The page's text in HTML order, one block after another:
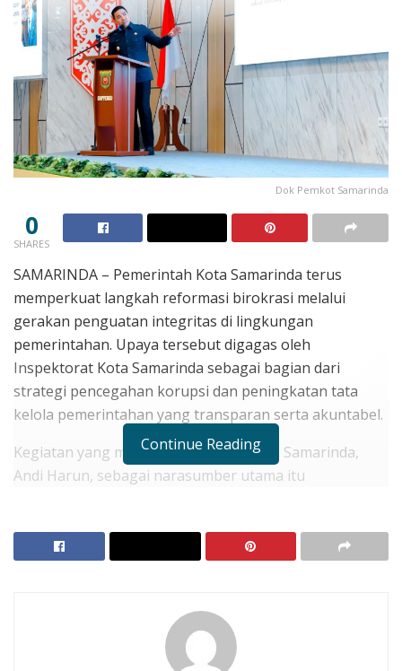
Dok Pemkot Samarinda
0
SHARES
SAMARINDA – Pemerintah Kota Samarinda terus
memperkuat langkah reformasi birokrasi melalui
gerakan penguatan integritas di lingkungan
pemerintahan. Upaya tersebut digagas oleh
Inspektorat Kota Samarinda sebagai bagian dari
strategi pencegahan korupsi dan peningkatan tata
kelola pemerintahan yang transparan serta akuntabel.
Kegiatan yang menghadirkan Wali Kota Samarinda,
Andi Harun, sebagai narasumber utama itu
diikuti berbagai unsur pemerintahan dan lembaga
fasilitas layanan kesehatan.
Continue Reading